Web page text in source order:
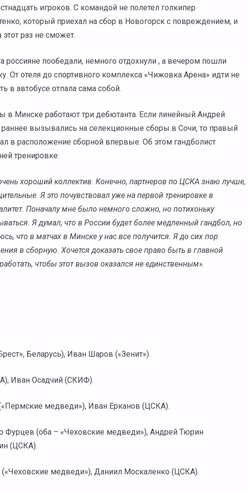
игроков. С командой не полетел голкипер
который приехал на сбор в Новогорск с повреждением, и
раз не сможет.
россияне пообедали, немного отдохнули , а вечером пошли
От отеля до спортивного комплекса «Чижовка Арена» идти не
в автобусе отпала сама собой.
в Минске работают три дебютанта. Если линейный Андрей
вызывались на селекционные сборы в Сочи, то правый
в расположение сборной впервые. Об этом гандболист
тренировке:
хороший коллектив. Конечно, партнеров по ЦСКА знаю лучше,
Я это почувствовал уже на первой тренировке в
Поначалу мне было немного сложно, но потихоньку
Я думал, что в России будет более медленный гандбол, но
что в матчах в Минске у нас все получится. Я до сих пор
в сборную. Хочется доказать свое право быть в главной
чтобы этот вызов оказался не единственным».
Беларусь), Иван Шаров («Зенит»).
Иван Осадчий (СКИФ).
медведи»), Иван Ерканов (ЦСКА).
Фурцев (оба – «Чеховские медведи»), Андрей Тюрин
(ЦСКА).
медведи»), Даниил Москаленко (ЦСКА).